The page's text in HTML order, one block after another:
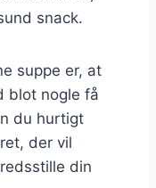
snack.
suppe er, at
blot nogle få
du hurtigt
der vil
din